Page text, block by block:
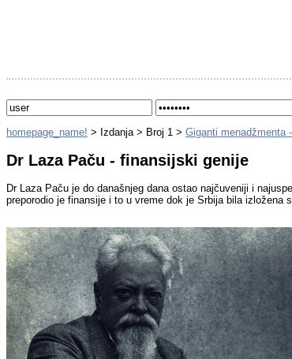
homepage_name! > Izdanja > Broj 1 > Giganti menadžmenta
Dr Laza Paču - finansijski genije
Dr Laza Paču je do današnjeg dana ostao najčuveniji i
preporodio je finansije i to u vreme dok je Srbija bila izložena